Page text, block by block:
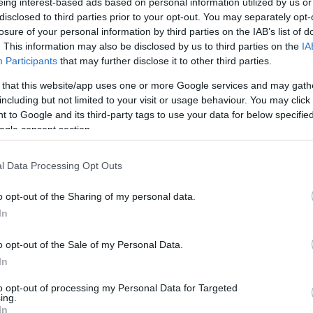
to third parties prior to your opt-out. You may separately
of your personal information by third parties on the IAB’s list of
This information may also be disclosed by us to third parties on the
Participants that may further disclose it to other third parties.
that this website/app uses one or more Google services and may
but not limited to your visit or usage behaviour. You may
to Google and its third-party tags to use your data for below
consent section.
Data Processing Opt Outs
opt-out of the Sharing of my personal data.
opt-out of the Sale of my Personal Data.
opt-out of processing my Personal Data for Targeted
kibertámadások több amerikai víziközművet is
mennyit fogyaszt a PC-d, a
korlátozásával korántsem mindegy, hogy mennyit
kütyük, ennek igyekeztünk utánajárni.
belenézett a kristálygömbjébe, és
memóriaválság végét
ad okot sok örömre.
eset volt: más OpenAI-ügynökök is